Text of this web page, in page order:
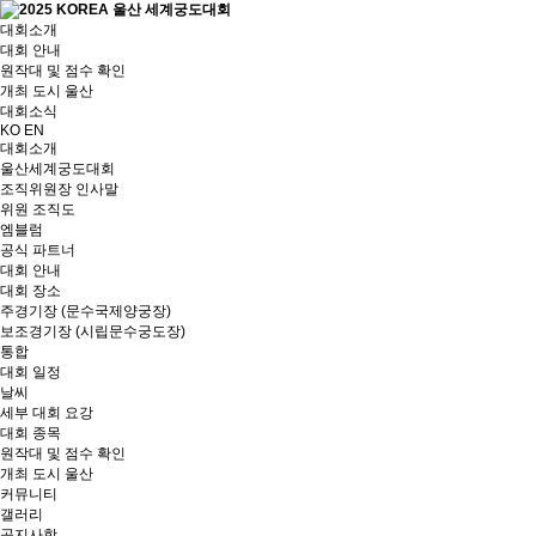
대회소개
대회 안내
원작대 및 점수 확인
개최 도시 울산
대회소식
KO EN
대회소개
울산세계궁도대회
조직위원장 인사말
위원 조직도
엠블럼
공식 파트너
대회 안내
대회 장소
주경기장 (문수국제양궁장)
보조경기장 (시립문수궁도장)
통합
대회 일정
날씨
세부 대회 요강
대회 종목
원작대 및 점수 확인
개최 도시 울산
커뮤니티
갤러리